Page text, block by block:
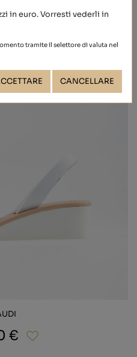
€
in euro. Vorresti vederli in
tramite il selettore di valuta nel
CANCELLARE